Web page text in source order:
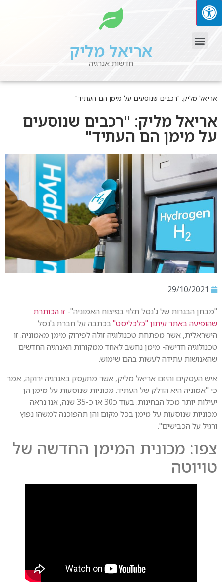
אריאל מליק
חדשות אנרגיה
אריאל מליק: "רכבים שנוסעים על מימן הם העתיד"
אריאל מליק: "רכבים שנוסעים
על מימן הם העתיד"
29/10/2021
"מבחן הבגרות של ג'נסל תלוי בפיצוח האמוניה"- זו הכותרת
שהופיעה באתר עיתון "כלכליסט"בכתבה על חברת ג'נסל
הישראלית, אשר מפתחת טכנולוגיה זולה לפירוק מימן מאמוניה. זו
טכנולוגיה חדישה- מימן נחשב לאחד ממקורות האנרגיה החדשים
שהאנושות עתידה לעשות בהם שימוש.
איש העסקים והיזם אריאל מליק, אשר מתעסק באנרגיה ירוקה, אמר
כי "אמוניה היא הדלק של העתיד. מכוניות שנוסעות על מימן הן
יעילות יותר מכל הבחינות. בעוד כ30 או כ-35 שנה, אנו נראה
מכוניות שנוסעות על מימן בכל מקום והן תהפוכנה למשהו נפוץ
ורגיל על הכבישים".
צפו: מכונית המימן החדשה של
טויוטה